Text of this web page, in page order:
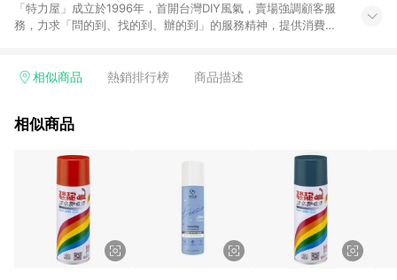
「特力屋」成立於1996年，首開台灣DIY風氣，賣場強調顧客服
務，力求「問的到、找的到、辦的到」的服務精神，提供消費者
客找到居家修繕、佈置或裝潢時所需；另外，在各家分店內規劃
等各方面進行整合，提升服務質感，期望每一位來店顧客，能輕
結帳流程(Easy to buy)、每次到「特力屋」購物都能得到新的啟
發與靈感(Exciting experience)，同時持續提供消費者居家修繕
最佳解決方案，以創造優質居家環境為首要目標，成為消費者打
造幸福家園時的優先選擇。
相似商品 熱銷排行榜 商品描述
相似商品